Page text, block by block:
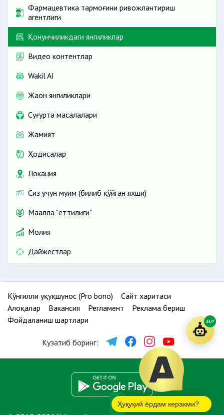
Фармацевтика тармоғини ривожлантириш
агентлиги
Қонунчиликдаги янгиликлар
Видео контентлар
Wakil AI
Жаҳон янгиликлари
Cуғурта масалалари
Жамият
Ҳодисалар
Локация
Сиз учун муҳим (билиб қўйган яхши)
Маҳалла "еттилиги"
Молия
Дайжестлар
Кўнгилли ҳуқуқшунос (Pro bono)
Сайт харитаси
Алоқалар
Вакансия Регламент
Реклама бериш
Фойдаланиш шартлари
Кузатиб боринг:
Ҳуқуқий ёрдам керакми?
24/7